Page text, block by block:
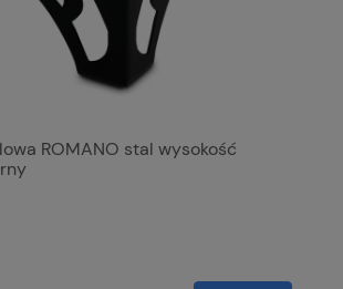
ROMANO stal wysokość